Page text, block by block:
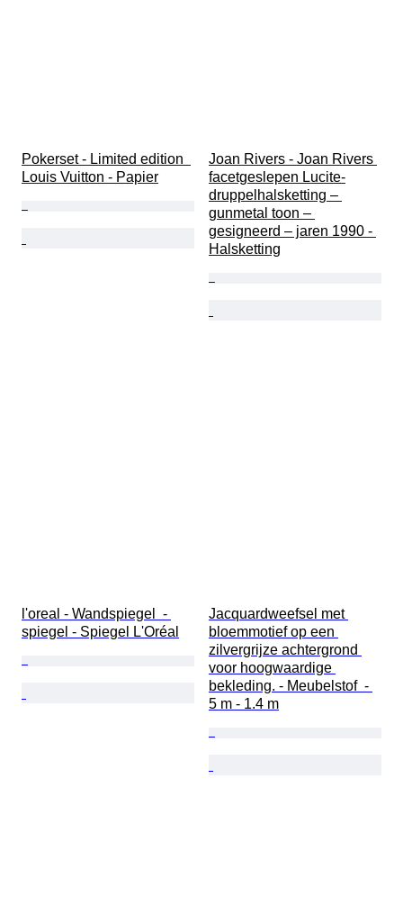
Pokerset - Limited edition
Louis Vuitton - Papier
Joan Rivers - Joan Rivers
facetgeslepen Lucite-
druppelhalsketting –
gunmetal toon –
gesigneerd – jaren 1990 -
Halsketting
l'oreal - Wandspiegel  -
spiegel - Spiegel L'Oréal
Jacquardweefsel met
bloemmotief op een
zilvergrijze achtergrond
voor hoogwaardige
bekleding. - Meubelstof  -
5 m - 1.4 m